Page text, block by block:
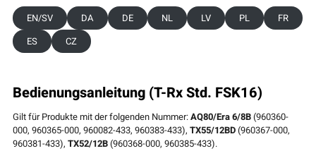
EN/SV
DA DE NL LV PL
FR
ES
CZ
Bedienungsanleitung (T-Rx Std. FSK16)
Gilt für Produkte mit der folgenden Nummer:AQ80/Era 6/8B(960360-
000, 960365-000, 960082-433, 960383-433), TX55/12BD(960367-000,
960381-433), TX52/12B(960368-000, 960385-433).